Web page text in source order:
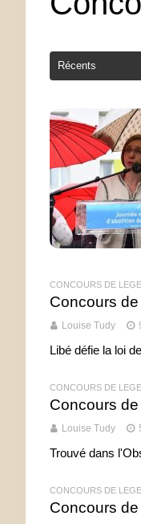
CONCOURS DE
Concours
Louise Tudy
Libé défie la loi
CONCOURS DE
Concours
Louise Tudy
Trouvé dans
CONCOURS DE
Concours